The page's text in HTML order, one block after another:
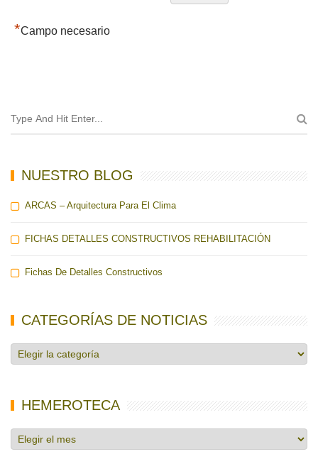
*Campo necesario
NUESTRO BLOG
ARCAS – Arquitectura Para El Clima
FICHAS DETALLES CONSTRUCTIVOS REHABILITACIÓN
Fichas De Detalles Constructivos
CATEGORÍAS DE NOTICIAS
Categorías
de
HEMEROTECA
Hemeroteca